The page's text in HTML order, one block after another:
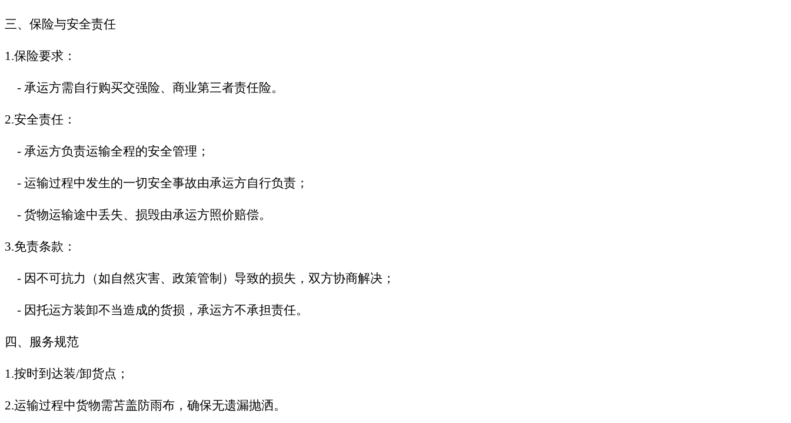
三、保险与安全责任
1.保险要求：
- 承运方需自行购买交强险、商业第三者责任险。
2.安全责任：
- 承运方负责运输全程的安全管理；
- 运输过程中发生的一切安全事故由承运方自行负责；
- 货物运输途中丢失、损毁由承运方照价赔偿。
3.免责条款：
- 因不可抗力（如自然灾害、政策管制）导致的损失，双方协商解决；
- 因托运方装卸不当造成的货损，承运方不承担责任。
四、服务规范
1.按时到达装/卸货点；
2.运输过程中货物需苫盖防雨布，确保无遗漏抛洒。